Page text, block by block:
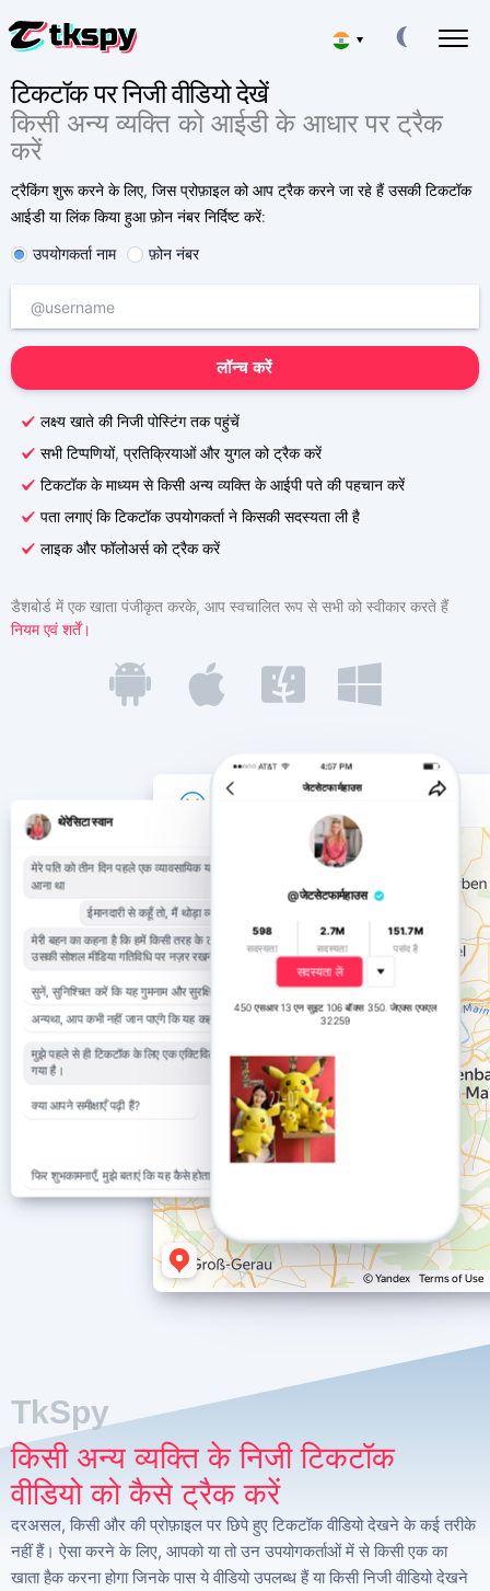
▾
Deutsch
中文
Français
日本
Portuguese (Brazil)
English
Italiano
Türkçe
टिकटॉक चैट हैक करें
अन्य लोगों के पत्र-व्यवहार पढ़ें
डिलीट की गई चैट को ऑनलाइन पुनर्प्राप्त करें
टिकटॉक पर लोकेशन ट्रैक करें
पता लगाएं कि कोई व्यक्ति कहां है
ट्रैकिंग ऐप
टिकटॉक सब्सक्राइबर्स जेनरेटर
प्रशन
संबद्ध कार्यक्रम
विशेषताएँ
समीक्षा
टिकटॉक पर निजी वीडियो देखें
किसी अन्य व्यक्ति को आईडी के आधार पर ट्रैक
करें
ट्रैकिंग शुरू करने के लिए, जिस प्रोफ़ाइल को आप ट्रैक करने जा रहे हैं उसकी टिकटॉक
आईडी या लिंक किया हुआ फ़ोन नंबर निर्दिष्ट करें:
उपयोगकर्ता नाम
फ़ोन नंबर
लॉन्च करें
लक्ष्य खाते की निजी पोस्टिंग तक पहुंचें
सभी टिप्पणियों, प्रतिक्रियाओं और युगल को ट्रैक करें
टिकटॉक के माध्यम से किसी अन्य व्यक्ति के आईपी पते की पहचान करें
पता लगाएं कि टिकटॉक उपयोगकर्ता ने किसकी सदस्यता ली है
लाइक और फॉलोअर्स को ट्रैक करें
डैशबोर्ड में एक खाता पंजीकृत करके, आप स्वचालित रूप से सभी को स्वीकार करते हैं
नियम एवं शर्तें।
Location Viewer
थेरेसिटा स्वान
मेरे पति को तीन दिन पहले एक व्यावसायिक यात्रा से वापस
आना था
ईमानदारी से कहूँ तो, मैं थोड़ा व्याकुल हो रहा हूँ।
मेरी बहन का कहना है कि हमें किसी तरह के ट्रैकर के जरिए
उसकी सोशल मीडिया गतिविधि पर नज़र रखनी चाहिए।
सुनें, सुनिश्चित करें कि यह गुमनाम और सुरक्षित है!
अन्यथा, आप कभी नहीं जान पाएंगे कि यह कहां जाएगा।
मुझे पहले से ही टिकटॉक के लिए एक एक्टिविटी ट्रैकर मिल
गया है।
क्या आपने समीक्षाएँ पढ़ी हैं?
बहुत बढ़िया!
फिर शुभकामनाएँ, मुझे बताएं कि यह कैसे होता है।
जेटसेटफार्महाउस
@जेटसेटफार्महाउस
598
सदस्यता
2.7M
सदस्यता
151.7M
पसंद है
सदस्यता लें
450 एसआर 13 एन सुइट 106 बॉक्स 350. जेएक्स एफएल
32259
TkSpy
किसी अन्य व्यक्ति के निजी टिकटॉक
वीडियो को कैसे ट्रैक करें
दरअसल, किसी और की प्रोफ़ाइल पर छिपे हुए टिकटॉक वीडियो देखने के कई तरीके
नहीं हैं। ऐसा करने के लिए, आपको या तो उन उपयोगकर्ताओं में से किसी एक का
खाता हैक करना होगा जिनके पास ये वीडियो उपलब्ध हैं या किसी निजी वीडियो देखने